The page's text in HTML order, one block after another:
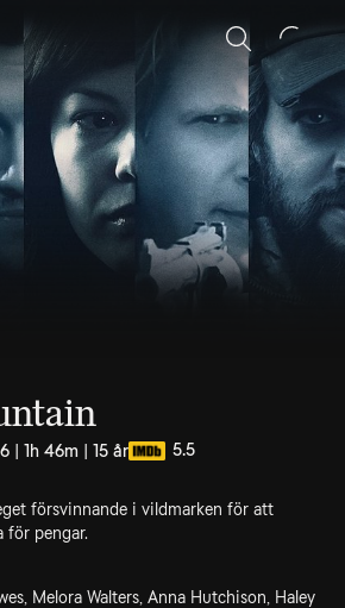
Sök
| 1h 46m | 15 år 5.5
försvinnande i vildmarken för att
för pengar.
Melora Walters, Anna Hutchison, Haley